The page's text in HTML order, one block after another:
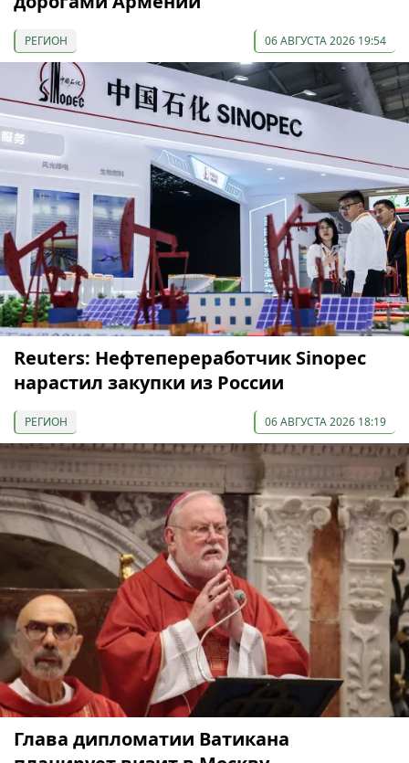
РЕГИОН 06 АВГУСТА 2026 19:54
Reuters: Нефтепереработчик Sinopec
нарастил закупки из России
РЕГИОН 06 АВГУСТА 2026 18:19
Глава дипломатии Ватикана